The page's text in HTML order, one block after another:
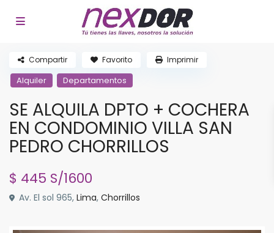
Alquiler Departamentos
SE ALQUILA DPTO + COCHERA
EN CONDOMINIO VILLA SAN
PEDRO CHORRILLOS
$ 445 S/1600
Av. El sol 965,Lima,Chorrillos
Compartir Favorito Imprimir